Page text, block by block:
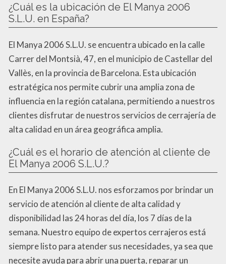
¿Cuál es la ubicación de El Manya 2006
S.L.U. en España?
El Manya 2006 S.L.U. se encuentra ubicado en la calle
Carrer del Montsià, 47, en el municipio de Castellar del
Vallès, en la provincia de Barcelona. Esta ubicación
estratégica nos permite cubrir una amplia zona de
influencia en la región catalana, permitiendo a nuestros
clientes disfrutar de nuestros servicios de cerrajería de
alta calidad en un área geográfica amplia.
¿Cuál es el horario de atención al cliente de
El Manya 2006 S.L.U.?
En El Manya 2006 S.L.U. nos esforzamos por brindar un
servicio de atención al cliente de alta calidad y
disponibilidad las 24 horas del día, los 7 días de la
semana. Nuestro equipo de expertos cerrajeros está
siempre listo para atender sus necesidades, ya sea que
necesite ayuda para abrir una puerta, reparar un